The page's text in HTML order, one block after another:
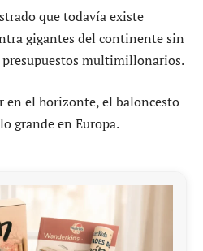
que todavía existe
gigantes del continente sin
multimillonarios.
en el horizonte, el baloncesto
grande en Europa.